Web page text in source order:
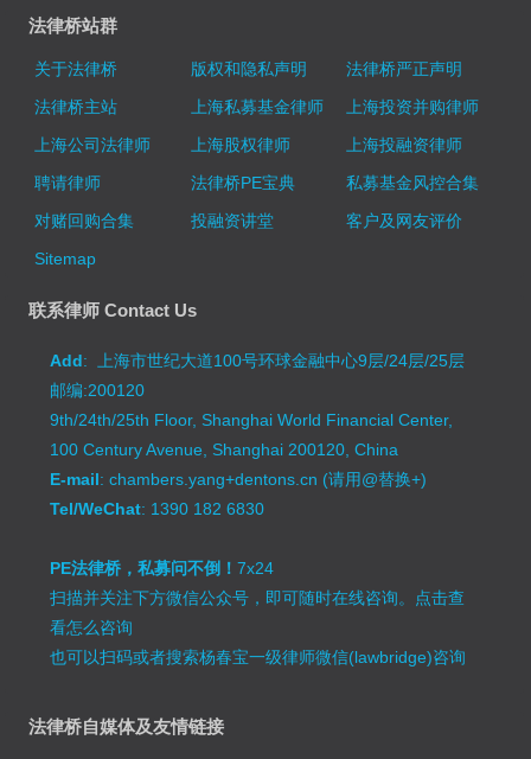
法律桥站群
关于法律桥 版权和隐私声明
法律桥严正声明
法律桥主站
上海私募基金律师
上海投资并购律师
上海公司法律师
上海股权律师
上海投融资律师
聘请律师
法律桥PE宝典
私募基金风控合集
对赌回购合集
投融资讲堂
客户及网友评价
Sitemap
联系律师 Contact Us
Add: 上海市世纪大道100号环球金融中心9层/24层/25层
邮编:200120
9th/24th/25th Floor, Shanghai World Financial Center,
100 Century Avenue, Shanghai 200120, China
E-mail: chambers.yang+dentons.cn (请用@替换+)
Tel/WeChat: 1390 182 6830
PE法律桥，私募问不倒！7x24
扫描并关注下方微信公众号，即可随时在线咨询。 点击查
看怎么咨询
也可以扫码或者搜索杨春宝一级律师微信(lawbridge)咨询
法律桥自媒体及友情链接